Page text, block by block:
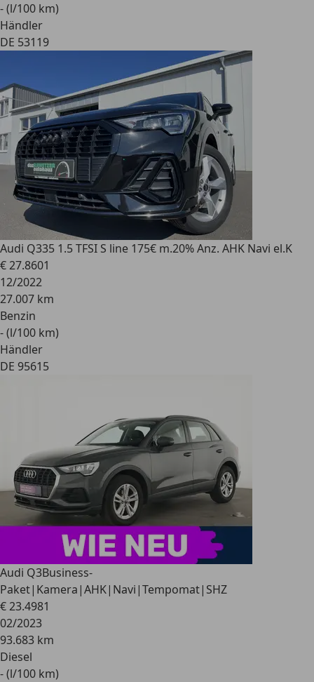
- (l/100 km)
Händler
DE 53119
Audi Q335 1.5 TFSI S line 175€ m.20% Anz. AHK Navi el.K
€ 27.8601
12/2022
27.007 km
Benzin
- (l/100 km)
Händler
DE 95615
Audi Q3Business-
Paket|Kamera|AHK|Navi|Tempomat|SHZ
€ 23.4981
02/2023
93.683 km
Diesel
- (l/100 km)